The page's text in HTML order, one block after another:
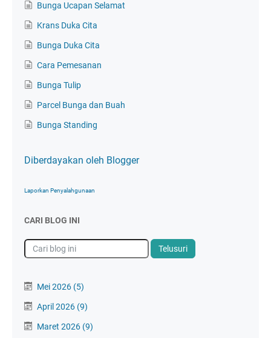
Bunga Ucapan Selamat
Krans Duka Cita
Bunga Duka Cita
Cara Pemesanan
Bunga Tulip
Parcel Bunga dan Buah
Bunga Standing
Diberdayakan oleh Blogger
Laporkan Penyalahgunaan
CARI BLOG INI
Mei 2026 (5)
April 2026 (9)
Maret 2026 (9)